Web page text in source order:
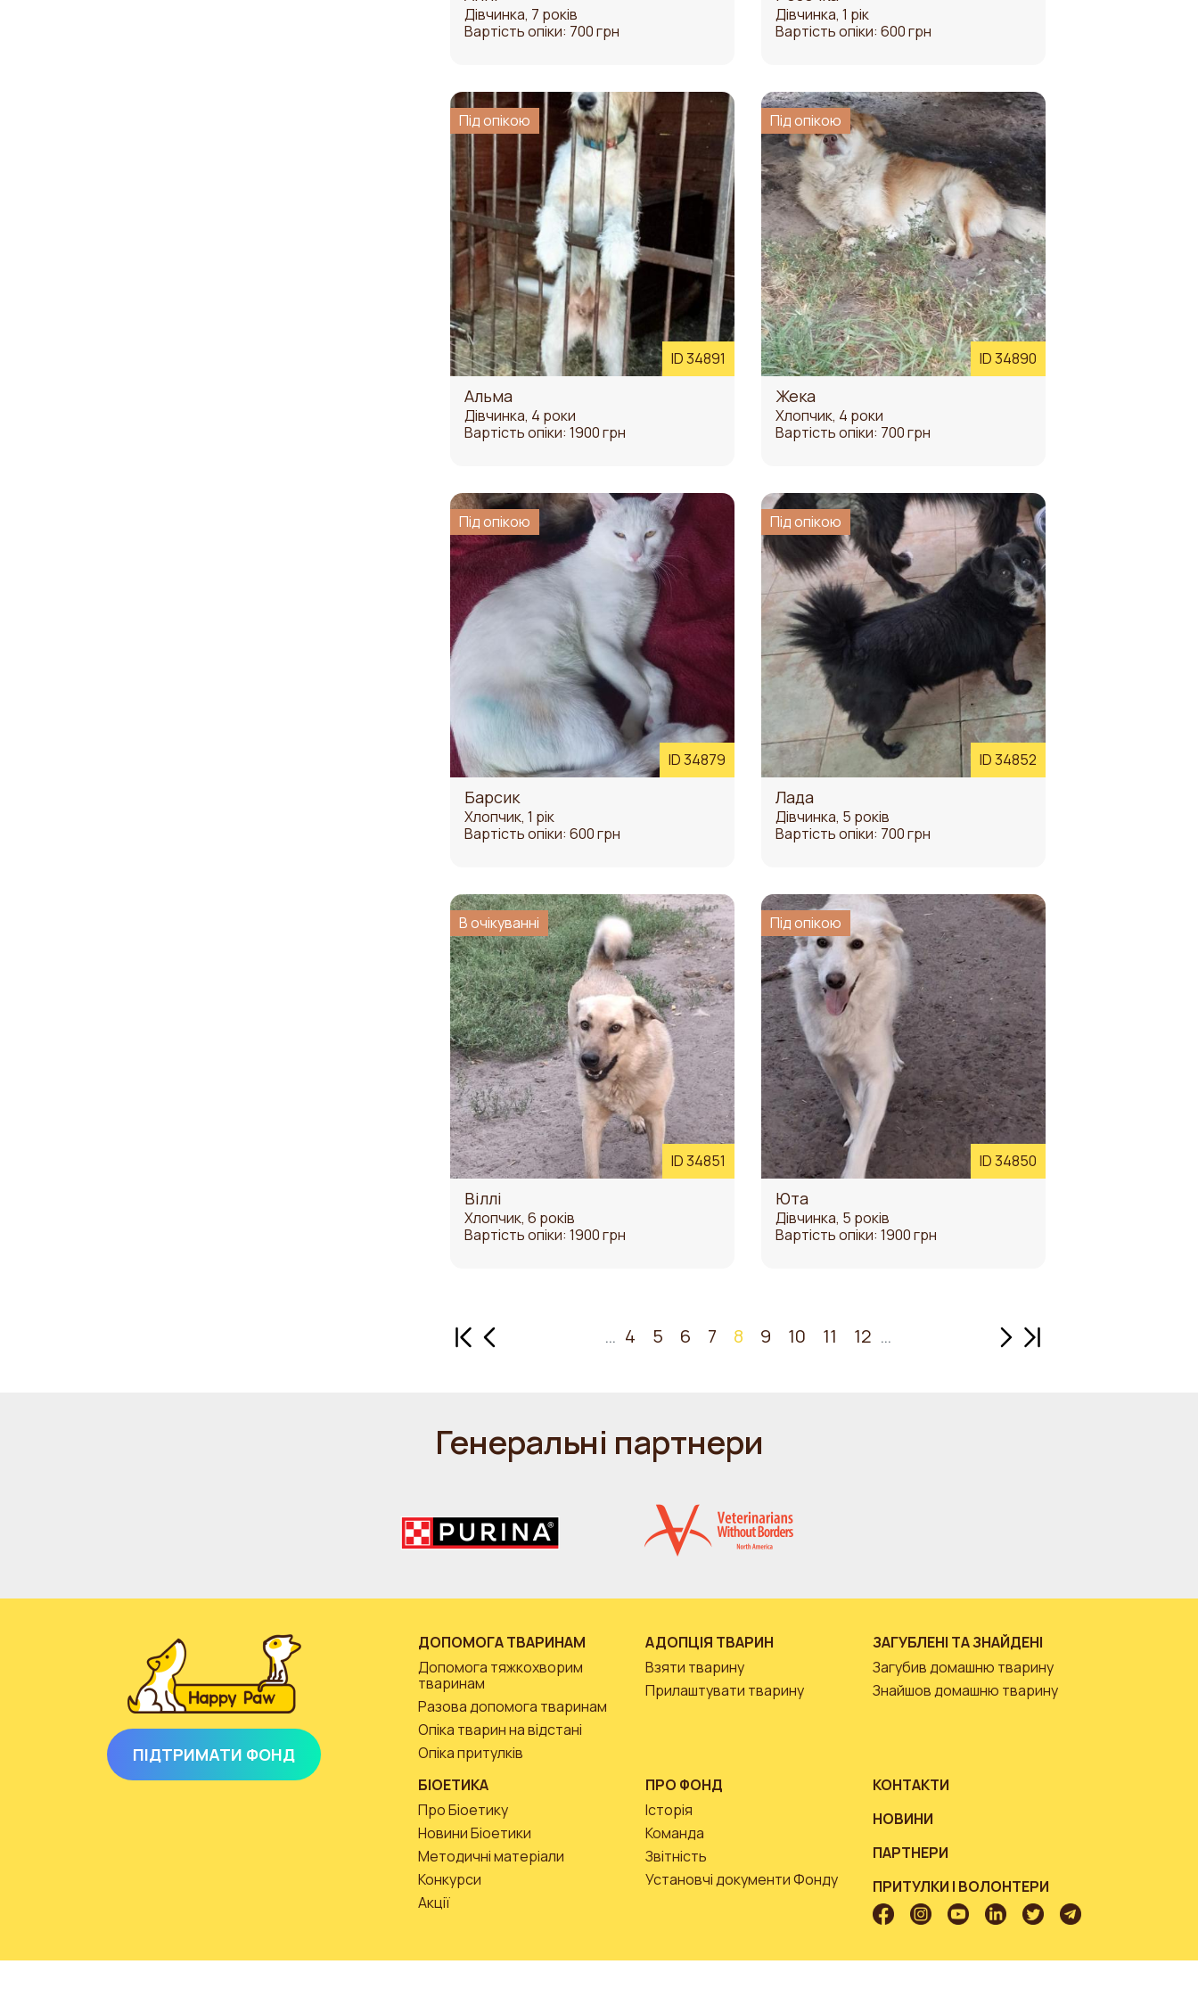
Дівчинка, 7 років
Вартість опіки: 700 грн
Дівчинка, 1 рік
Вартість опіки: 600 грн
ID 34891
Під опікою
Альма
Дівчинка, 4 роки
Вартість опіки: 1900 грн
ID 34890
Під опікою
Жека
Хлопчик, 4 роки
Вартість опіки: 700 грн
ID 34879
Під опікою
Барсик
Хлопчик, 1 рік
Вартість опіки: 600 грн
ID 34852
Під опікою
Лада
Дівчинка, 5 років
Вартість опіки: 700 грн
ID 34851
В очікуванні
Віллі
Хлопчик, 6 років
Вартість опіки: 1900 грн
ID 34850
Під опікою
Юта
Дівчинка, 5 років
Вартість опіки: 1900 грн
Перша сторінка
Попередня сторінка
… 4 5 6 7 8 9 10 11 12 … Наступна сторінка
Остання сторінка
Генеральні партнери
ПІДТРИМАТИ ФОНД
ДОПОМОГА ТВАРИНАМ
Допомога тяжкохворим
тваринам
Разова допомога тваринам
Опіка тварин на відстані
Опіка притулків
АДОПЦІЯ ТВАРИН
Взяти тварину
Прилаштувати тварину
ЗАГУБЛЕНІ ТА ЗНАЙДЕНІ
Загубив домашню тварину
Знайшов домашню тварину
БІОЕТИКА
Про Біоетику
Новини Біоетики
Методичні матеріали
Конкурси
Акції
ПРО ФОНД
Історія
Команда
Звітність
Установчі документи Фонду
КОНТАКТИ
НОВИНИ
ПАРТНЕРИ
ПРИТУЛКИ І ВОЛОНТЕРИ